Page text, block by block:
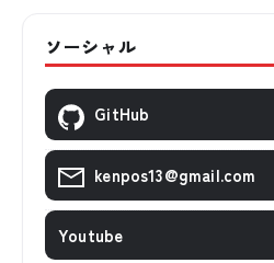
ソーシャル
GitHub
kenpos13@gmail.com
Youtube